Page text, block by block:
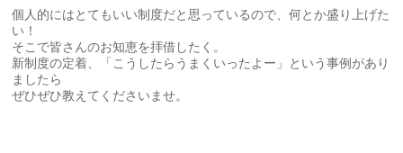
個人的にはとてもいい制度だと思っているので、何とか盛り上げた
い！
そこで皆さんのお知恵を拝借したく。
新制度の定着、「こうしたらうまくいったよー」という事例があり
ましたら
ぜひぜひ教えてくださいませ。